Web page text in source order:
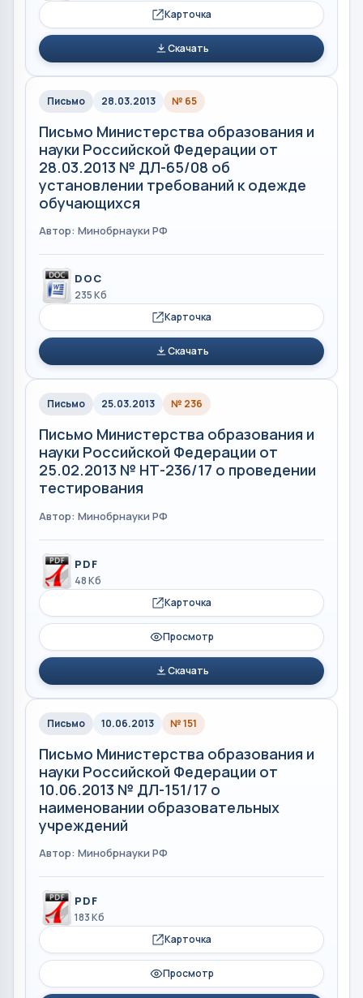
Карточка
Скачать
Письмо 28.03.2013 № 65
Письмо Министерства образования и
науки Российской Федерации от
28.03.2013 № ДЛ-65/08 об
установлении требований к одежде
обучающихся
Автор: Минобрнауки РФ
DOC
235 Кб
Карточка
Скачать
Письмо 25.03.2013 № 236
Письмо Министерства образования и
науки Российской Федерации от
25.02.2013 № НТ-236/17 о проведении
тестирования
Автор: Минобрнауки РФ
PDF
48 Кб
Карточка
Просмотр
Скачать
Письмо 10.06.2013 № 151
Письмо Министерства образования и
науки Российской Федерации от
10.06.2013 № ДЛ-151/17 о
наименовании образовательных
учреждений
Автор: Минобрнауки РФ
PDF
183 Кб
Карточка
Просмотр